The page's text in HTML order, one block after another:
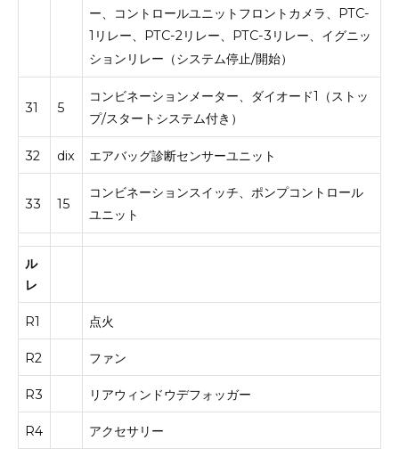
ー、コントロールユニットフロントカメラ、PTC-
1リレー、PTC-2リレー、PTC-3リレー、イグニッ
ションリレー（システム停止/開始）
31 5
コンビネーションメーター、ダイオード1（ストッ
プ/スタートシステム付き）
32 dix エアバッグ診断センサーユニット
33 15
コンビネーションスイッチ、ポンプコントロール
ユニット
ル
レ
R1 点火
R2 ファン
R3 リアウィンドウデフォッガー
R4 アクセサリー